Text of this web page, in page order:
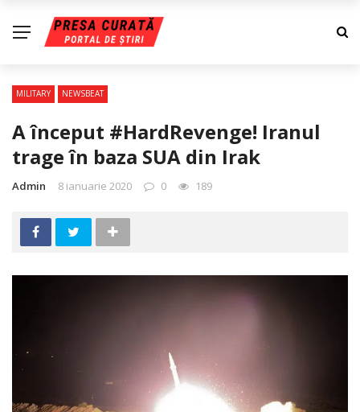
MILITARY NEWSBEAT
A început #HardRevenge! Iranul
trage în baza SUA din Irak
Admin 8 ianuarie 2020 0 189